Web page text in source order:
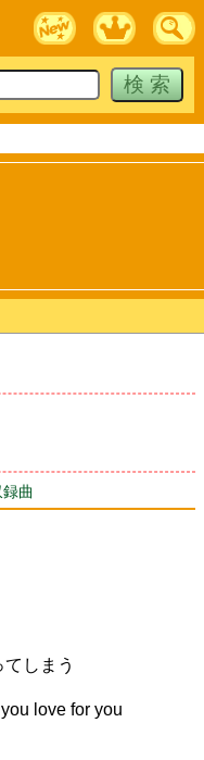
曲
しまう
love for you